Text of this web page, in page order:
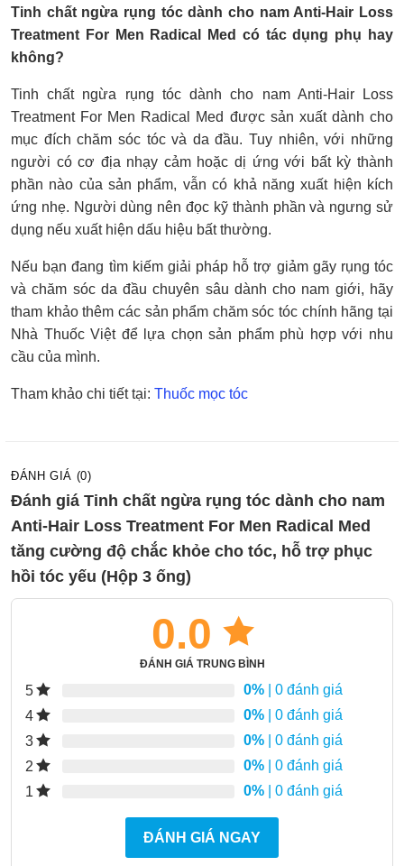
Tinh chất ngừa rụng tóc dành cho nam Anti-Hair Loss
Treatment For Men Radical Med có tác dụng phụ hay
không?
Tinh chất ngừa rụng tóc dành cho nam Anti-Hair Loss
Treatment For Men Radical Med được sản xuất dành cho
mục đích chăm sóc tóc và da đầu. Tuy nhiên, với những
người có cơ địa nhạy cảm hoặc dị ứng với bất kỳ thành
phần nào của sản phẩm, vẫn có khả năng xuất hiện kích
ứng nhẹ. Người dùng nên đọc kỹ thành phần và ngưng sử
dụng nếu xuất hiện dấu hiệu bất thường.
Nếu bạn đang tìm kiếm giải pháp hỗ trợ giảm gãy rụng tóc
và chăm sóc da đầu chuyên sâu dành cho nam giới, hãy
tham khảo thêm các sản phẩm chăm sóc tóc chính hãng tại
Nhà Thuốc Việt để lựa chọn sản phẩm phù hợp với nhu
cầu của mình.
Tham khảo chi tiết tại: Thuốc mọc tóc
ĐÁNH GIÁ (0)
Đánh giá Tinh chất ngừa rụng tóc dành cho nam
Anti-Hair Loss Treatment For Men Radical Med
tăng cường độ chắc khỏe cho tóc, hỗ trợ phục
hồi tóc yếu (Hộp 3 ống)
0.0
ĐÁNH GIÁ TRUNG BÌNH
5 0% | 0 đánh giá
4
0% | 0 đánh giá
3
0% | 0 đánh giá
2
0% | 0 đánh giá
1
0% | 0 đánh giá
ĐÁNH GIÁ NGAY